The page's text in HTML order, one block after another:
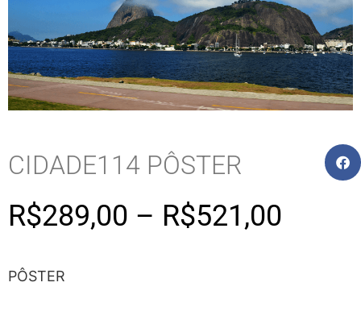
CIDADE114 PÔSTER
R$289,00 – R$521,00
PÔSTER